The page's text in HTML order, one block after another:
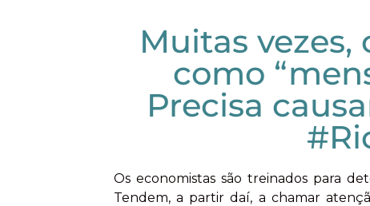
Muitas
como
Precisa
Os economistas são treinados para
Tendem, a partir daí, a chamar